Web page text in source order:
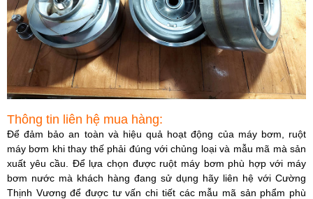
Thông tin liên hệ mua hàng:
Để đảm bảo an toàn và hiệu quả hoạt động của máy bơm, ruột
máy bơm khi thay thế phải đúng với chủng loại và mẫu mã mà sản
xuất yêu cầu. Để lựa chọn được ruột máy bơm phù hợp với máy
bơm nước mà khách hàng đang sử dụng hãy liên hệ với Cường
Thịnh Vương để được tư vấn chi tiết các mẫu mã sản phẩm phù